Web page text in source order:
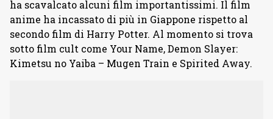
ha scavalcato alcuni film importantissimi. Il film
anime ha incassato di più in Giappone rispetto al
secondo film di Harry Potter. Al momento si trova
sotto film cult come Your Name, Demon Slayer:
Kimetsu no Yaiba – Mugen Train e Spirited Away.